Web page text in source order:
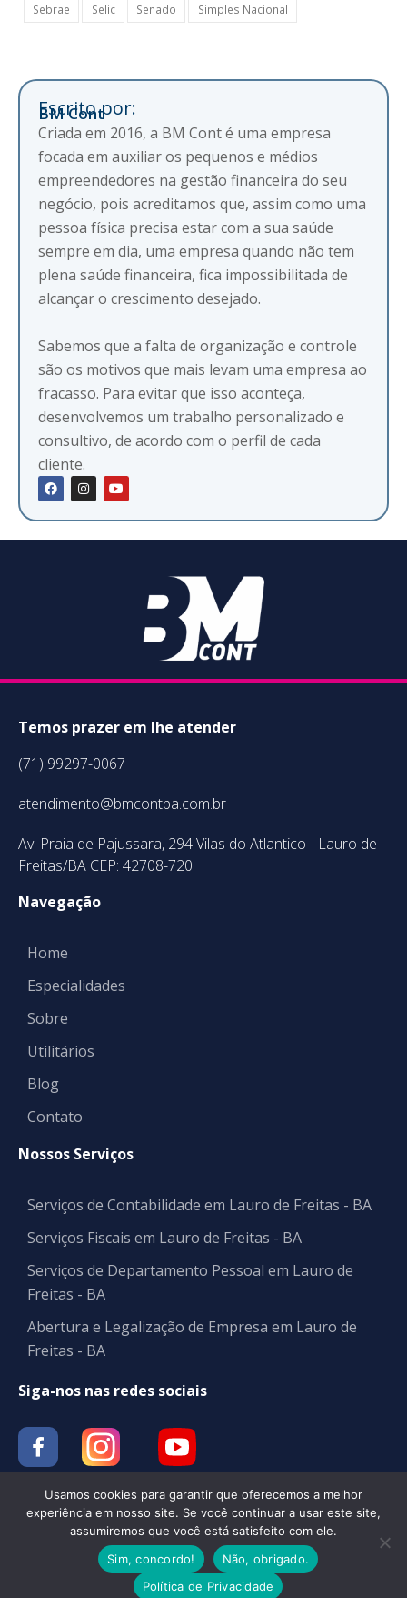
Sebrae
Selic Senado Simples Nacional
Escrito por:
BM Cont
Criada em 2016, a BM Cont é uma empresa
focada em auxiliar os pequenos e médios
empreendedores na gestão financeira do seu
negócio, pois acreditamos que, assim como uma
pessoa física precisa estar com a sua saúde
sempre em dia, uma empresa quando não tem
plena saúde financeira, fica impossibilitada de
alcançar o crescimento desejado.
Sabemos que a falta de organização e controle
são os motivos que mais levam uma empresa ao
fracasso. Para evitar que isso aconteça,
desenvolvemos um trabalho personalizado e
consultivo, de acordo com o perfil de cada
cliente.
Temos prazer em lhe atender
(71) 99297-0067
atendimento@bmcontba.com.br
Av. Praia de Pajussara, 294 Vilas do Atlantico - Lauro de
Freitas/BA CEP: 42708-720
Navegação
Home
Especialidades
Sobre
Utilitários
Blog
Contato
Nossos Serviços
Serviços de Contabilidade em Lauro de Freitas - BA
Serviços Fiscais em Lauro de Freitas - BA
Serviços de Departamento Pessoal em Lauro de
Freitas - BA
Abertura e Legalização de Empresa em Lauro de
Freitas - BA
Siga-nos nas redes sociais
Contabilidade | BM CONT
Site contábil feito com 💖
Usamos cookies para garantir que oferecemos a melhor
experiência em nosso site. Se você continuar a usar este site,
assumiremos que você está satisfeito com ele.
Sim, concordo!
Não, obrigado.
Política de Privacidade